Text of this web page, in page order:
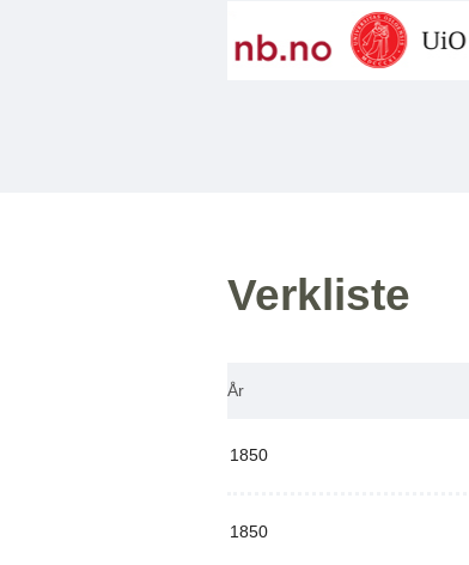
Verkliste
År
1850
1850